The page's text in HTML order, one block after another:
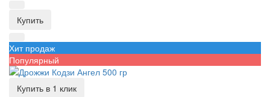
Купить
Хит продаж
Популярный
Купить в 1 клик